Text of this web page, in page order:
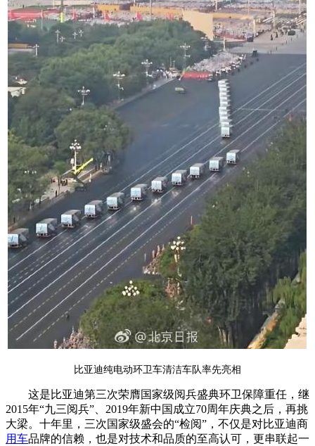
比亚迪纯电动环卫车清洁车队率先亮相
这是比亚迪第三次荣膺国家级阅兵盛典环卫保障重任，继
2015年“九三阅兵”、2019年新中国成立70周年庆典之后，再挑
大梁。十年里，三次国家级盛会的“检阅”，不仅是对比亚迪商
用车品牌的信赖，也是对技术和品质的至高认可，更串联起一